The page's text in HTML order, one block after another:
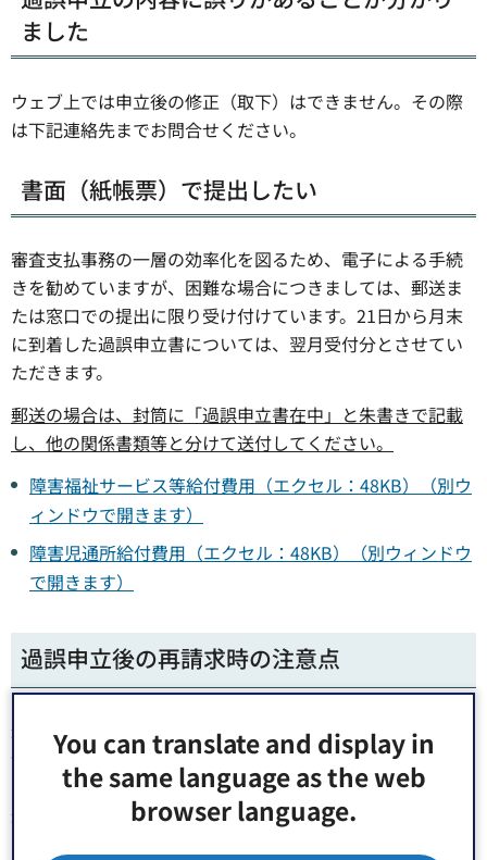
You can translate and display in
the same language as the web
browser language.
ました
ウェブ上では申立後の修正（取下）はできません。その際
は下記連絡先までお問合せください。
書面（紙帳票）で提出したい
審査支払事務の一層の効率化を図るため、電子による手続
きを勧めていますが、困難な場合につきましては、郵送ま
たは窓口での提出に限り受け付けています。21日から月末
に到着した過誤申立書については、翌月受付分とさせてい
ただきます。
郵送の場合は、封筒に「過誤申立書在中」と朱書きで記載
し、他の関係書類等と分けて送付してください。
障害福祉サービス等給付費用（エクセル：48KB）（別ウ
ィンドウで開きます）
障害児通所給付費用（エクセル：48KB）（別ウィンドウ
で開きます）
過誤申立後の再請求時の注意点
過剰に請求したものを減額して再請求する場合、マイナス
分の差額は同月請求の給付費と相殺されます。差額が給付
費の総額を超えてしまった場合、不足分を実費負担、又は
過誤処理を取り消し翌月以降に再処理する必要があるた